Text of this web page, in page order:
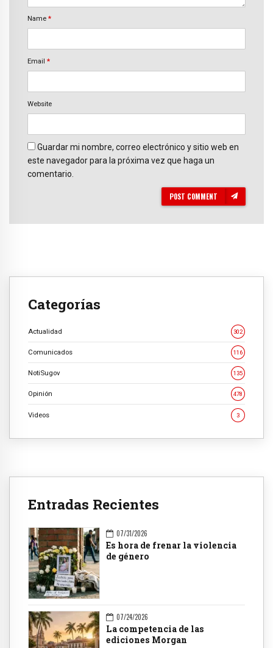
Name *
Email *
Website
Guardar mi nombre, correo electrónico y sitio web en
este navegador para la próxima vez que haga un
comentario.
POST COMMENT
Categorías
Actualidad 302
Comunicados 116
NotiSugov 135
Opinión 478
Videos 3
Entradas Recientes
07/31/2026
Es hora de frenar la violencia
de género
07/24/2026
La competencia de las
ediciones Morgan